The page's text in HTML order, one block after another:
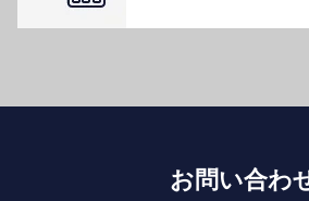
お問い合わ